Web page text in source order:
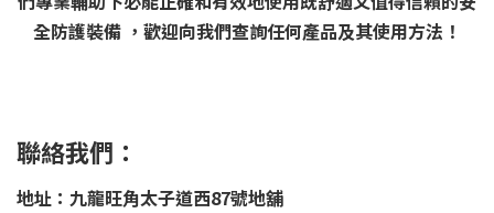
全防護裝備 ，歡迎向我們查詢任何產品及其使用方法！
聯絡我們：
地址：九龍旺角太子道西87號地舖